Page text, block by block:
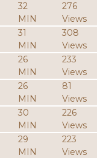
32
MIN
276
Views
31
MIN
308
Views
26
MIN
233
Views
26
MIN
81
Views
30
MIN
226
Views
29
MIN
223
Views